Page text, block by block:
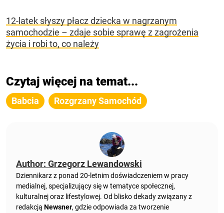
12-latek słyszy płacz dziecka w nagrzanym
samochodzie – zdaje sobie sprawę z zagrożenia
życia i robi to, co należy
Czytaj więcej na temat...
Babcia Rozgrzany Samochód
Author: Grzegorz Lewandowski
Dziennikarz z ponad 20-letnim doświadczeniem w pracy
medialnej, specjalizujący się w tematyce społecznej,
kulturalnej oraz lifestylowej. Od blisko dekady związany z
redakcją Newsner, gdzie odpowiada za tworzenie